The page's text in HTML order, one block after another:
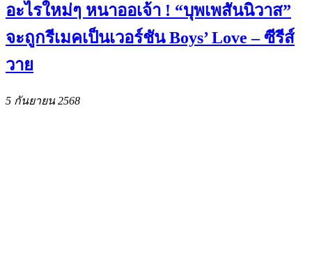
อะไรใหม่ๆ หนาออเจ้า ! “บุพเพสันนิวาส”
จะถูกรีเมคเป็นเวอร์ชัน Boys’ Love – ซีรีส์
วาย
5 กันยายน 2568